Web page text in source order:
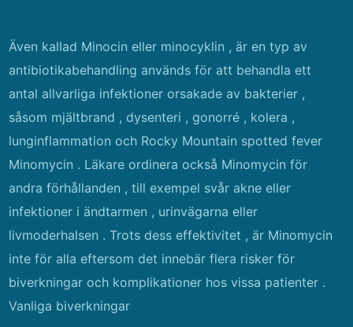
Även kallad Minocin eller minocyklin , är en typ av
antibiotikabehandling används för att behandla ett
antal allvarliga infektioner orsakade av bakterier ,
såsom mjältbrand , dysenteri , gonorré , kolera ,
lunginflammation och Rocky Mountain spotted fever
Minomycin . Läkare ordinera också Minomycin för
andra förhållanden , till exempel svår akne eller
infektioner i ändtarmen , urinvägarna eller
livmoderhalsen . Trots dess effektivitet , är Minomycin
inte för alla eftersom det innebär flera risker för
biverkningar och komplikationer hos vissa patienter .
Vanliga biverkningar